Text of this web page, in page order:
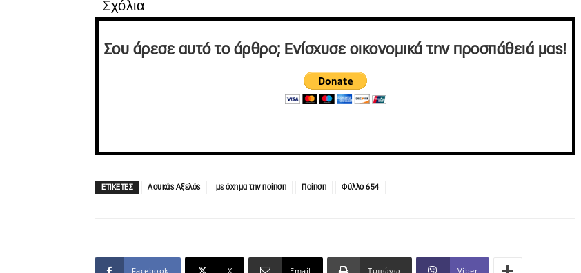
Σχόλια
Σου άρεσε αυτό το άρθρο; Ενίσχυσε οικονομικά την προσπάθειά μας!
ΕΤΙΚΕΤΕΣ Λουκάς Αξελός με όχημα την ποίηση Ποίηση Φύλλο 654
Facebook X Email Τυπώνω Viber